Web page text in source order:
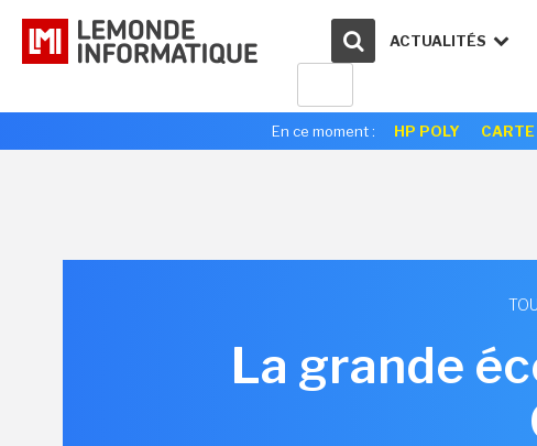
ACTUALITÉS
En ce moment : HP POLY
La grande